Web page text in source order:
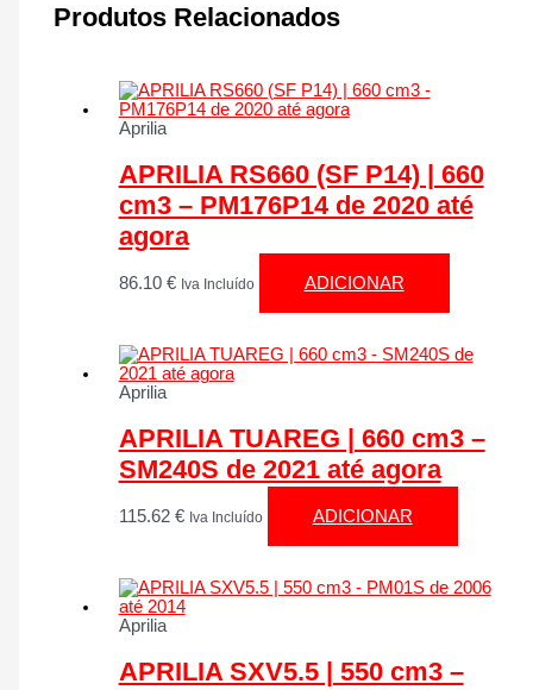
Produtos Relacionados
Aprilia
APRILIA RS660 (SF P14) | 660
cm3 – PM176P14 de 2020 até
agora
86.10 € Iva Incluído ADICIONAR
Aprilia
APRILIA TUAREG | 660 cm3 –
SM240S de 2021 até agora
115.62 € Iva Incluído ADICIONAR
Aprilia
APRILIA SXV5.5 | 550 cm3 –